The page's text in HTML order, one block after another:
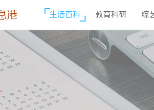
港 生活百科 教育科研 综